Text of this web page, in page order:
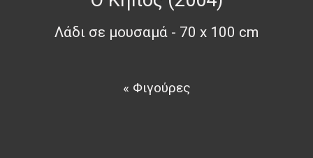
Λάδι σε μουσαμά - 70 x 100 cm
« Φιγούρες